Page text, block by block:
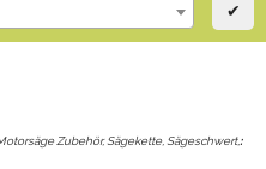
✔
Zubehör, Sägekette, Sägeschwert,: